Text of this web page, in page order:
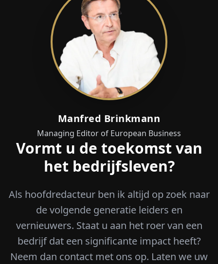
Manfred Brinkmann
Managing Editor of European Business
Vormt u de toekomst van
het bedrijfsleven?
Als hoofdredacteur ben ik altijd op zoek naar
de volgende generatie leiders en
vernieuwers. Staat u aan het roer van een
bedrijf dat een significante impact heeft?
Neem dan contact met ons op. Laten we uw